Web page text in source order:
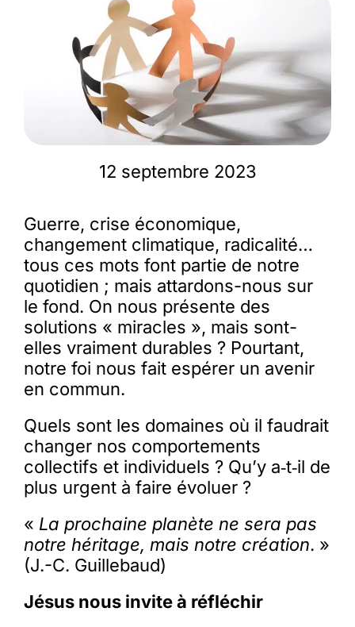
Intéressés
Spiritualité
Membres
Nous soutenir
La revue Responsables
12 septembre 2023
Guerre, crise économique,
changement climatique, radicalité…
tous ces mots font partie de notre
quotidien ; mais attardons-nous sur
le fond. On nous présente des
solutions « miracles », mais sont-
elles vraiment durables ? Pourtant,
notre foi nous fait espérer un avenir
en commun.
Quels sont les domaines où il faudrait
changer nos comportements
collectifs et individuels ? Qu’y a‑t‑il de
plus urgent à faire évoluer ?
« La prochaine planète ne sera pas
notre héritage, mais notre création. »
(J.-C. Guillebaud)
Jésus nous invite à réfléchir